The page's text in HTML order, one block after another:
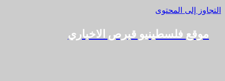
التجاوز إلى المحتوى
موقع فلسطينيو قبرص الاخباري